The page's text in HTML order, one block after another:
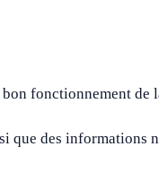
fonctionnement de
que des informations